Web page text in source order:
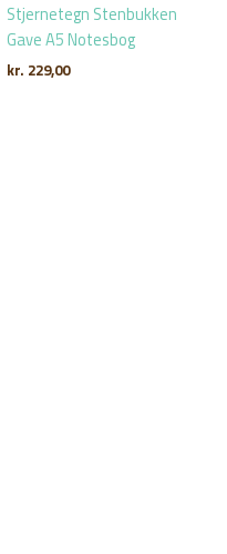
Stjernetegn Stenbukken
Gave A5 Notesbog
kr. 229,00